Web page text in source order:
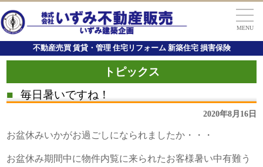
MENU
不動産売買 賃貸・管理 住宅リフォーム 新築住宅 損害保険
トピックス
■
毎日暑いですね！
2020年8月16日
お盆休みいかがお過ごしになられましたか・・・
お盆休み期間中に物件内覧に来られたお客様暑い中有難う